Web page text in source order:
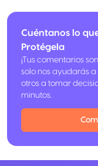
Cuéntanos lo
Protégela
¡Tus comentarios
solo nos ayudarás
otros a tomar
minutos.